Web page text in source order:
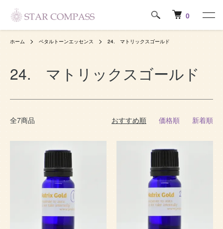
0
ホーム ペタルトーンエッセンス 24. マトリックスゴールド
24. マトリックスゴールド
全7商品 おすすめ順 価格順 新着順